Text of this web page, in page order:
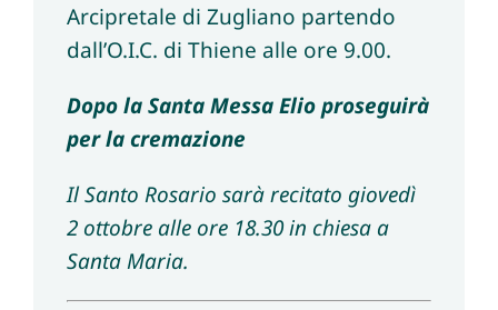
Arcipretale di Zugliano partendo
dall’O.I.C. di Thiene alle ore 9.00.
Dopo la Santa Messa Elio proseguirà
per la cremazione
Il Santo Rosario sarà recitato giovedì
2 ottobre alle ore 18.30 in chiesa a
Santa Maria.